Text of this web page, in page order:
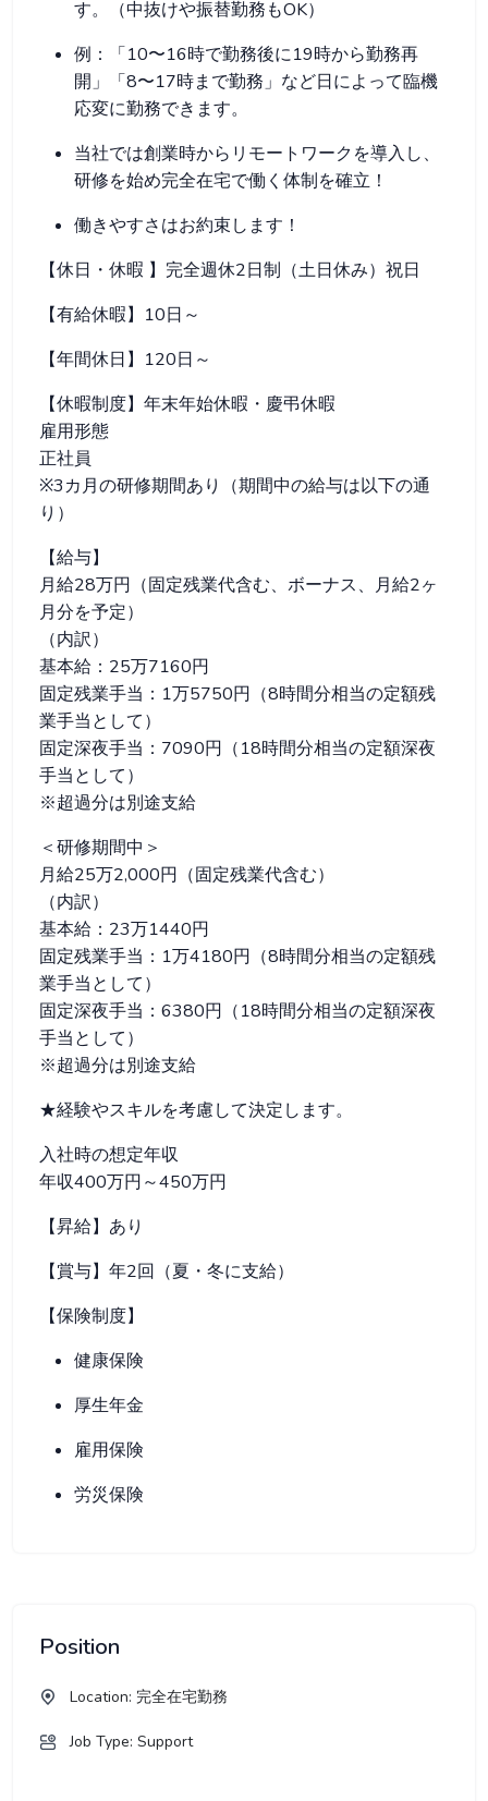
Position
Location: 完全在宅勤務
Job Type: Support
す。（中抜けや振替勤務もOK）
例：「10〜16時で勤務後に19時から勤務再
開」「8〜17時まで勤務」など日によって臨機
応変に勤務できます。
当社では創業時からリモートワークを導入し、
研修を始め完全在宅で働く体制を確立！
働きやすさはお約束します！
【休日・休暇 】完全週休2日制（土日休み）祝日
【有給休暇】10日～
【年間休日】120日～
【休暇制度】年末年始休暇・慶弔休暇
雇用形態
正社員
※3カ月の研修期間あり（期間中の給与は以下の通
り）
【給与】
月給28万円（固定残業代含む、ボーナス、月給2ヶ
月分を予定）
（内訳）
基本給：25万7160円
固定残業手当：1万5750円（8時間分相当の定額残
業手当として）
固定深夜手当：7090円（18時間分相当の定額深夜
手当として）
※超過分は別途支給
＜研修期間中＞
月給25万2,000円（固定残業代含む）
（内訳）
基本給：23万1440円
固定残業手当：1万4180円（8時間分相当の定額残
業手当として）
固定深夜手当：6380円（18時間分相当の定額深夜
手当として）
※超過分は別途支給
★経験やスキルを考慮して決定します。
入社時の想定年収
年収400万円～450万円
【昇給】あり
【賞与】年2回（夏・冬に支給）
【保険制度】
健康保険
厚生年金
雇用保険
労災保険